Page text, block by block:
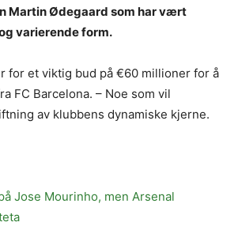
Martin Ødegaard som har vært
varierende form.
for et viktig bud på €60 millioner for å
FC Barcelona. – Noe som vil
av klubbens dynamiske kjerne.
Jose Mourinho, men Arsenal